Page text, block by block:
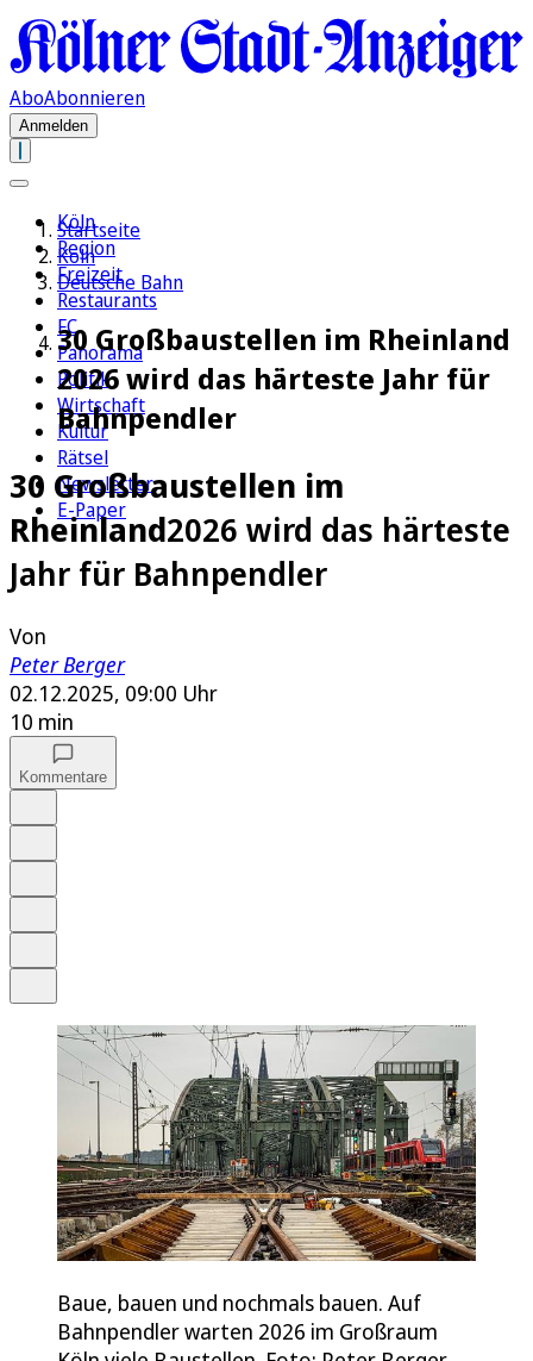
AboAbonnieren
Anmelden
Köln
Region
Freizeit
Restaurants
FC
Panorama
Politik
Wirtschaft
Kultur
Rätsel
Newsletter
E-Paper
Startseite
Köln
Deutsche Bahn
30 Großbaustellen im Rheinland
2026 wird das härteste Jahr für
Bahnpendler
30 Großbaustellen im
Rheinland2026 wird das härteste
Jahr für Bahnpendler
Von
Peter Berger
02.12.2025, 09:00 Uhr
10 min
Kommentare
Baue, bauen und nochmals bauen. Auf
Bahnpendler warten 2026 im Großraum